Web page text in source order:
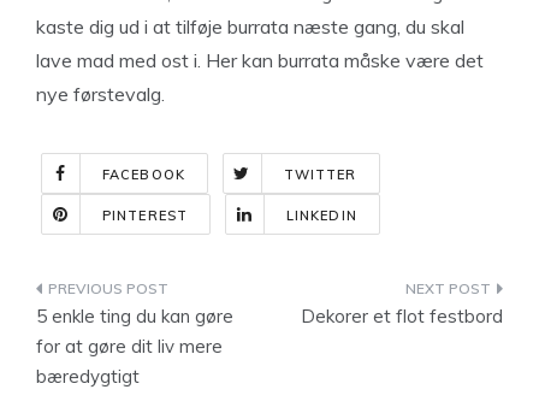
kaste dig ud i at tilføje burrata næste gang, du skal
lave mad med ost i. Her kan burrata måske være det
nye førstevalg.
FACEBOOK TWITTER
PINTEREST LINKEDIN
Indlægsnavigation
5 enkle ting du kan gøre
for at gøre dit liv mere
bæredygtigt
Dekorer et flot festbord